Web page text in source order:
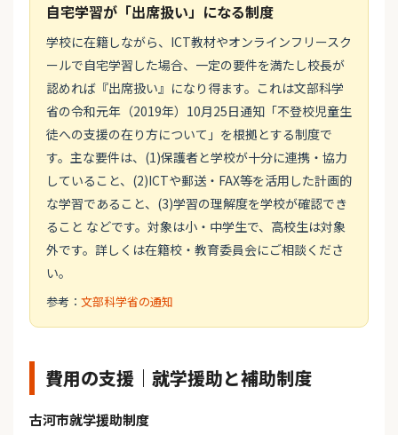
自宅学習が「出席扱い」になる制度
学校に在籍しながら、ICT教材やオンラインフリースク
ールで自宅学習した場合、一定の要件を満たし校長が
認めれば『出席扱い』になり得ます。これは文部科学
省の令和元年（2019年）10月25日通知「不登校児童生
徒への支援の在り方について」を根拠とする制度で
す。主な要件は、(1)保護者と学校が十分に連携・協力
していること、(2)ICTや郵送・FAX等を活用した計画的
な学習であること、(3)学習の理解度を学校が確認でき
ること などです。対象は小・中学生で、高校生は対象
外です。詳しくは在籍校・教育委員会にご相談くださ
い。
参考： 文部科学省の通知
費用の支援｜就学援助と補助制度
古河市就学援助制度